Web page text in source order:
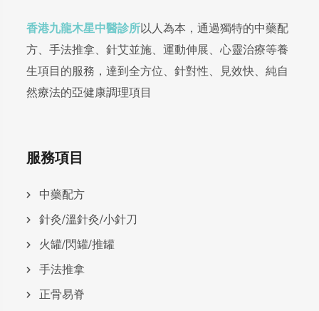
香港九龍木星中醫診所以人為本，通過獨特的中藥配
方、手法推拿、針艾並施、運動伸展、心靈治療等養
生項目的服務，達到全方位、針對性、見效快、純自
然療法的亞健康調理項目
服務項目
中藥配方
針灸/溫針灸/小針刀
火罐/閃罐/推罐
手法推拿
正骨易脊